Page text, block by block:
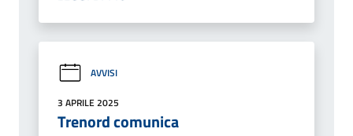
AVVISI
3 APRILE 2025
Trenord comunica